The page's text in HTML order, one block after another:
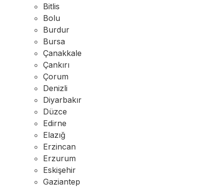
Bitlis
Bolu
Burdur
Bursa
Çanakkale
Çankırı
Çorum
Denizli
Diyarbakır
Düzce
Edirne
Elazığ
Erzincan
Erzurum
Eskişehir
Gaziantep